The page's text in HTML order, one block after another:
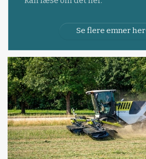
Se flere emner her